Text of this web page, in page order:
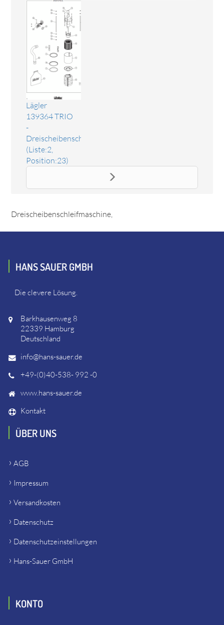
Lägler
139364 TRIO
-
Dreischeibenschleifmaschine
(Liste:2,
Position:23)
Ersatzteil Drucksensor, komplett
Das Ersatzteil "Drucksensor, komplett" online bestellen. Es
Dreischeibenschleifmaschine,
HANS SAUER GMBH
Die clevere Lösung.
Barkhausenweg 8
22339 Hamburg
Deutschland
info@hans-sauer.de
+49-(0)40-538- 992 -0
www.hans-sauer.de
Kontakt
ÜBER UNS
AGB
Impressum
Versandkosten
Datenschutz
Datenschutzeinstellungen
Hans-Sauer GmbH
KONTO